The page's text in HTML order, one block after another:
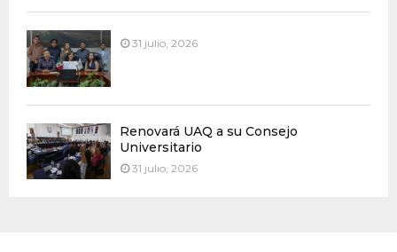
31 julio, 2026
Renovará UAQ a su Consejo
Universitario
31 julio, 2026